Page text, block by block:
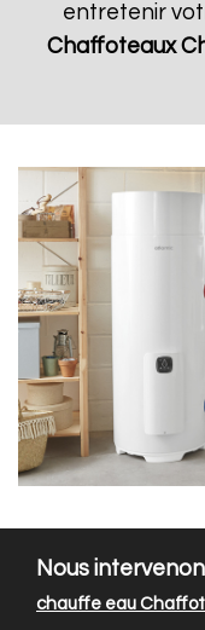
entretenir
Chaffoteaux
Nous
chauffe eau